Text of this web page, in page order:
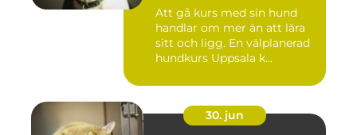
Att gå kurs med sin hund
handlar om mer än att lära
sitt och ligg. En välplanerad
hundkurs Uppsala k...
30. jun